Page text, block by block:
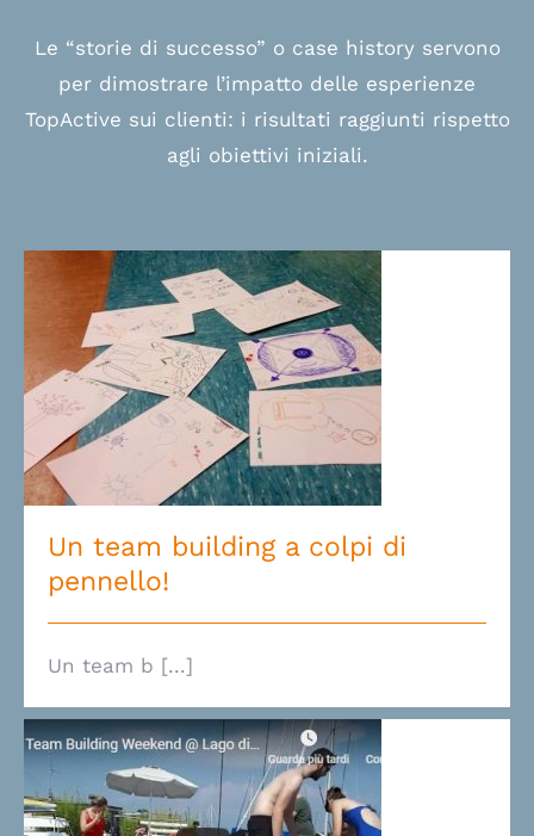
Le “storie di successo” o case history servono
per dimostrare l’impatto delle esperienze
TopActive sui clienti: i risultati raggiunti rispetto
agli obiettivi iniziali.
Un team building a colpi di
pennello!
Un team building a colpi di
pennello!
Un team b [...]